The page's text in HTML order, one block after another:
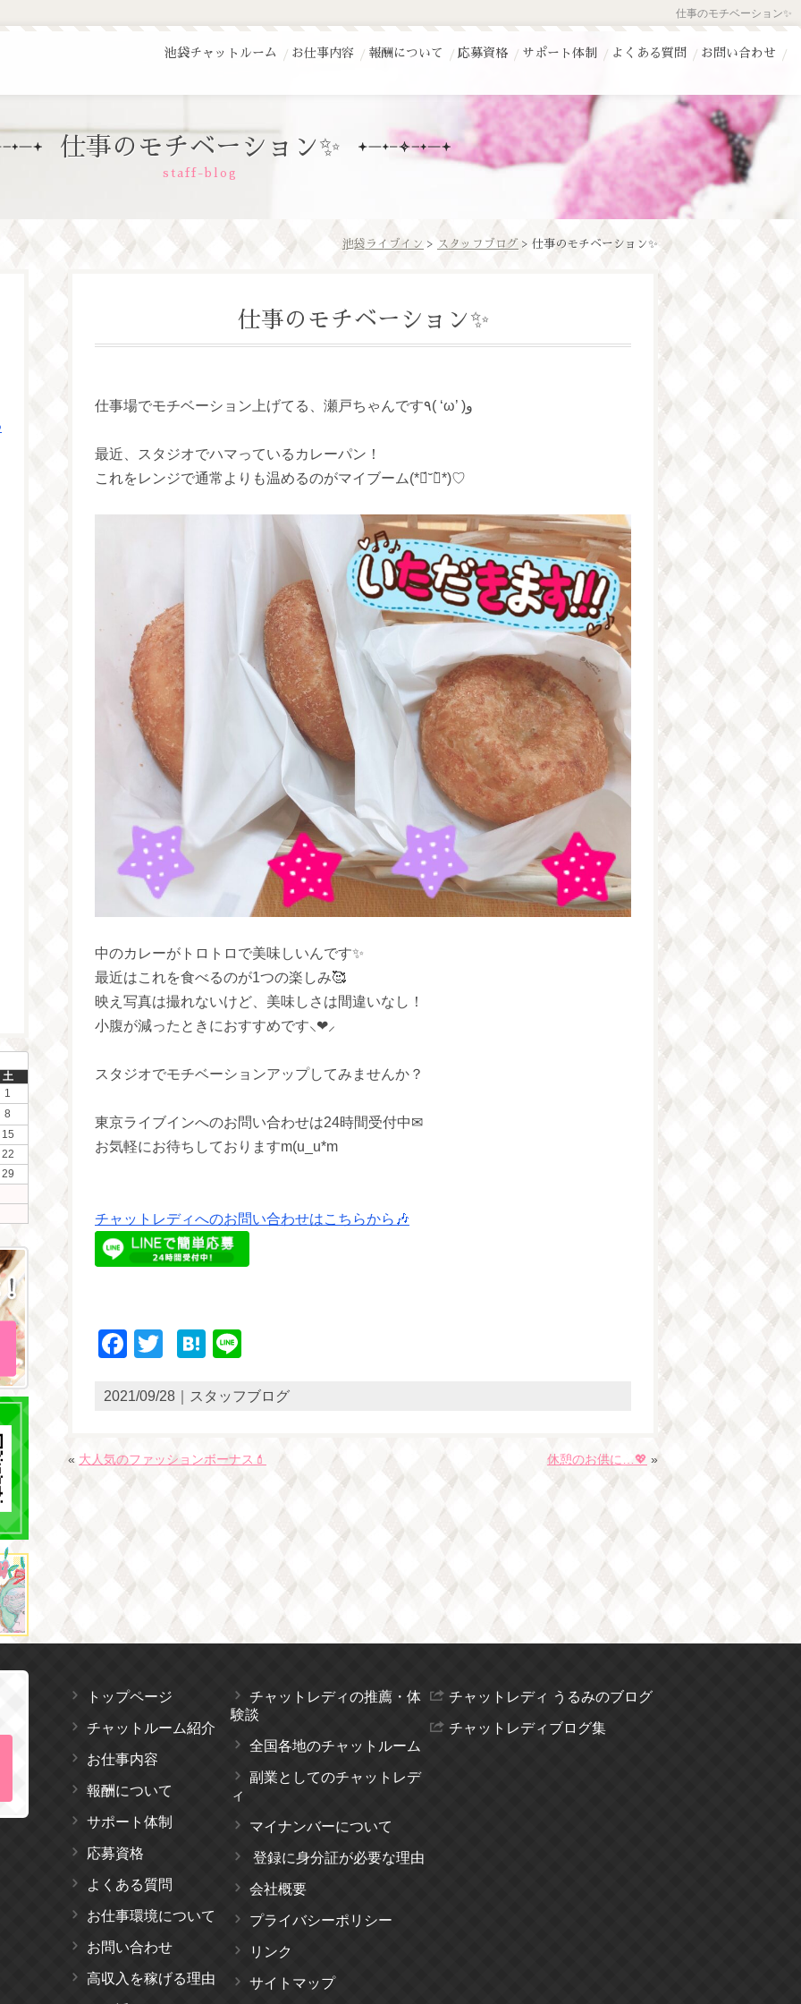
仕事のモチベーション✨
お問い合わせ
よくある質問
サポート体制
応募資格
報酬について
お仕事内容
池袋チャットルーム
仕事のモチベーション✨
staff-blog
池袋ライブイン > スタッフブログ > 仕事のモチベーション✨
仕事のモチベーション✨
仕事場でモチベーション上げてる、瀬戸ちゃんです٩( ‘ω’ )و
最近、スタジオでハマっているカレーパン！
これをレンジで通常よりも温めるのがマイブーム(*ฅ́˘ฅ̀*)♡
中のカレーがトロトロで美味しいんです✨
最近はこれを食べるのが1つの楽しみ🥰
映え写真は撮れないけど、美味しさは間違いなし！
小腹が減ったときにおすすめです⸜❤︎⸝‍
スタジオでモチベーションアップしてみませんか？
東京ライブインへのお問い合わせは24時間受付中✉
お気軽にお待ちしておりますm(u_u*m
チャットレディへのお問い合わせはこちらから🎶
Facebook
TwitterHatena
2021/09/28｜スタッフブログ
« 大人気のファッションボーナス💄 休憩のお供に…💖 »
土
1
8
15
22
29
トップページ
チャットルーム紹介
お仕事内容
報酬について
サポート体制
応募資格
よくある質問
お仕事環境について
お問い合わせ
高収入を稼げる理由
チャットレディの推薦・体
験談
全国各地のチャットルーム
副業としてのチャットレデ
ィ
マイナンバーについて
登録に身分証が必要な理由
会社概要
プライバシーポリシー
リンク
サイトマップ
チャットレディ うるみのブログ
チャットレディブログ集